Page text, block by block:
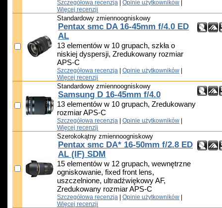
Szczegółowa recenzja Opinie użytkowników
Więcej recenzji
Standardowy zmiennoogniskowy
Pentax smc DA 16-45mm f/4.0 ED
AL
13 elementów w 10 grupach, szkła o
niskiej dyspersji, Zredukowany rozmiar
APS-C
Szczegółowa recenzja Opinie użytkowników
Więcej recenzji
Standardowy zmiennoogniskowy
Samsung D 16-45mm f/4.0
13 elementów w 10 grupach, Zredukowany
rozmiar APS-C
Szczegółowa recenzja Opinie użytkowników
Więcej recenzji
Szerokokątny zmiennoogniskowy
Pentax smc DA* 16-50mm f/2.8 ED
AL (IF) SDM
15 elementów w 12 grupach, wewnętrzne
ogniskowanie, fixed front lens,
uszczelnione, ultradźwiękowy AF,
Zredukowany rozmiar APS-C
Szczegółowa recenzja Opinie użytkowników
Więcej recenzji